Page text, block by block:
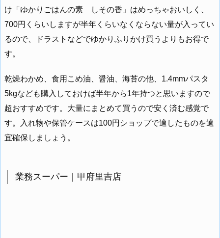
け「ゆかりごはんの素 しその香」はめっちゃおいしく、
700円くらいしますが半年くらいなくならない量が入ってい
るので、ドラストなどでゆかりふりかけ買うよりもお得で
す。
乾燥わかめ、食用こめ油、醤油、海苔の他、1.4mmパスタ
5kgなども購入しておけば半年から1年持つと思いますので
超おすすめです。大量にまとめて買うので安く済む感覚で
す。入れ物や保管ケースは100円ショップで適したものを適
宜確保しましょう。
業務スーパー｜甲府里吉店